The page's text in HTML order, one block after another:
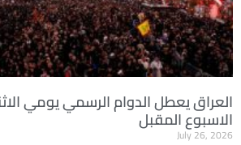
العراق يعطل الدوام الرسمي يومي
الاسبوع المقبل
July 26, 2026